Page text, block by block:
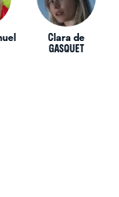
Clara de
GASQUET